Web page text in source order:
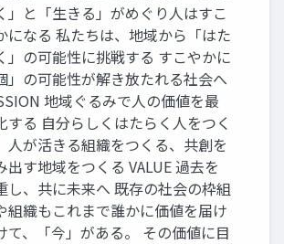
」と「生きる」がめぐり人はすこ
になる 私たちは、地域から「はた
」の可能性に挑戦する すこやかに
」の可能性が解き放たれる社会へ
地域ぐるみで人の価値を最
する 自分らしくはたらく人をつく
人が活きる組織をつくる、共創を
出す地域をつくる VALUE 過去を
し、共に未来へ 既存の社会の枠組
組織もこれまで誰かに価値を届け
て、「今」がある。 その価値に目